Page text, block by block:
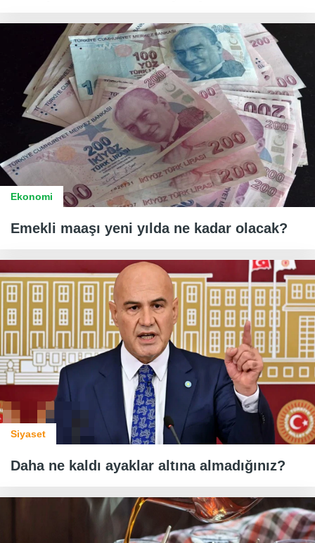
Ekonomi
Emekli maaşı yeni yılda ne kadar olacak?
Siyaset
Daha ne kaldı ayaklar altına almadığınız?